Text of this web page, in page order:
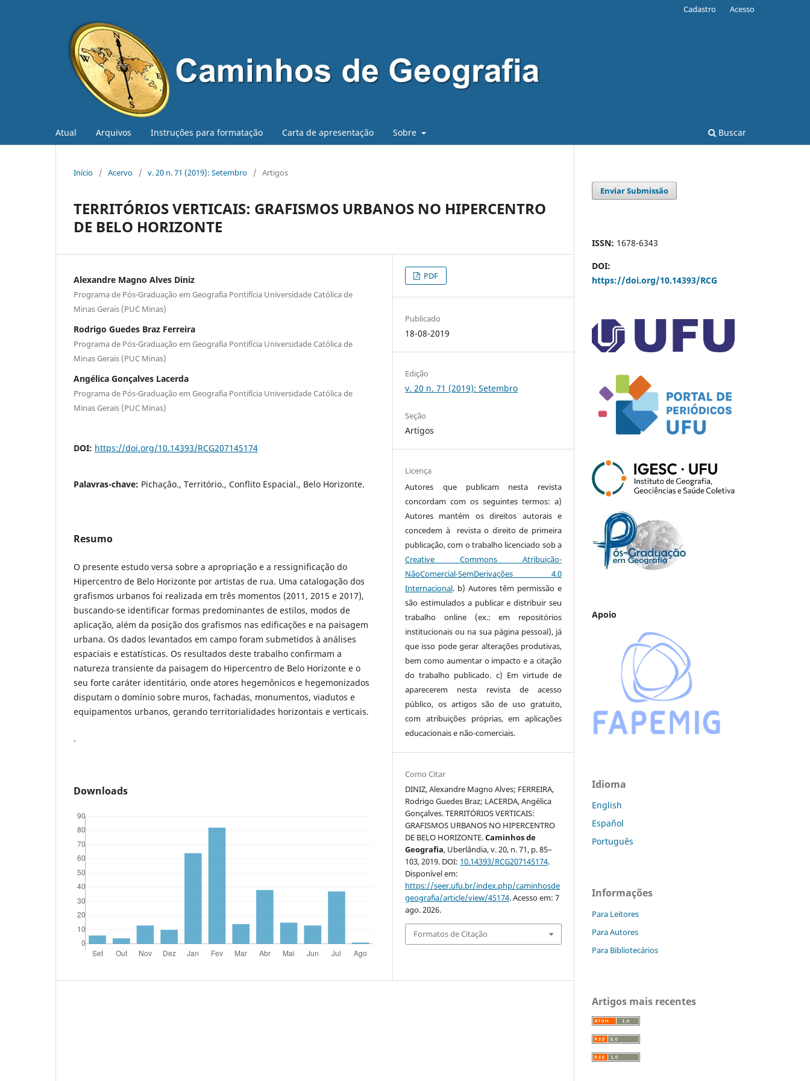
Atual Arquivos Instruções para formatação Carta de apresentação Sobre Buscar
Cadastro Acesso
Início / Acervo / v. 20 n. 71 (2019): Setembro / Artigos
TERRITÓRIOS VERTICAIS: GRAFISMOS URBANOS NO HIPERCENTRO
DE BELO HORIZONTE
Alexandre Magno Alves Diniz
Programa de Pós-Graduação em Geografia Pontifícia Universidade Católica de
Minas Gerais (PUC Minas)
Rodrigo Guedes Braz Ferreira
Programa de Pós-Graduação em Geografia Pontifícia Universidade Católica de
Minas Gerais (PUC Minas)
Angélica Gonçalves Lacerda
Programa de Pós-Graduação em Geografia Pontifícia Universidade Católica de
Minas Gerais (PUC Minas)
DOI: https://doi.org/10.14393/RCG207145174
Palavras-chave: Pichação., Território., Conflito Espacial., Belo Horizonte.
Resumo
O presente estudo versa sobre a apropriação e a ressignificação do
Hipercentro de Belo Horizonte por artistas de rua. Uma catalogação dos
grafismos urbanos foi realizada em três momentos (2011, 2015 e 2017),
buscando-se identificar formas predominantes de estilos, modos de
aplicação, além da posição dos grafismos nas edificações e na paisagem
urbana. Os dados levantados em campo foram submetidos à análises
espaciais e estatísticas. Os resultados deste trabalho confirmam a
natureza transiente da paisagem do Hipercentro de Belo Horizonte e o
seu forte caráter identitário, onde atores hegemônicos e hegemonizados
disputam o domínio sobre muros, fachadas, monumentos, viadutos e
equipamentos urbanos, gerando territorialidades horizontais e verticais.
.
Downloads
PDF
Publicado
18-08-2019
Edição
v. 20 n. 71 (2019): Setembro
Seção
Artigos
Licença
Autores que publicam nesta revista
concordam com os seguintes termos: a)
Autores mantém os direitos autorais e
concedem à revista o direito de primeira
publicação, com o trabalho licenciado sob a
Creative Commons Atribuição-
NãoComercial-SemDerivações 4.0
Internacional. b) Autores têm permissão e
são estimulados a publicar e distribuir seu
trabalho online (ex.: em repositórios
institucionais ou na sua página pessoal), já
que isso pode gerar alterações produtivas,
bem como aumentar o impacto e a citação
do trabalho publicado. c) Em virtude de
aparecerem nesta revista de acesso
público, os artigos são de uso gratuito,
com atribuições próprias, em aplicações
educacionais e não-comerciais.
Como Citar
DINIZ, Alexandre Magno Alves; FERREIRA,
Rodrigo Guedes Braz; LACERDA, Angélica
Gonçalves. TERRITÓRIOS VERTICAIS:
GRAFISMOS URBANOS NO HIPERCENTRO
DE BELO HORIZONTE.Caminhos de
Geografia, Uberlândia, v. 20, n. 71, p. 85–
103, 2019. DOI: 10.14393/RCG207145174.
Disponível em:
https://seer.ufu.br/index.php/caminhosde
geografia/article/view/45174. Acesso em: 7
ago. 2026.
Formatos de Citação
Enviar Submissão
ISSN: 1678-6343
DOI:
https://doi.org/10.14393/RCG
Apoio
Idioma
English
Español
Português
Informações
Para Leitores
Para Autores
Para Bibliotecários
Artigos mais recentes